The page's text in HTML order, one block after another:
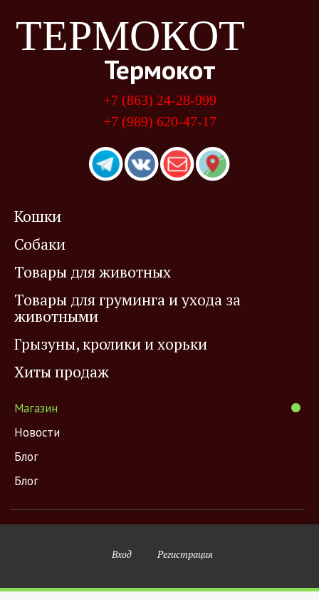
ТЕРМОКОТ
Термокот
+7 (863) 24-28-999
+7 (989) 620-47-17
Кошки
Собаки
Товары для животных
Товары для груминга и ухода за
животными
Грызуны, кролики и хорьки
Хиты продаж
Магазин
Новости
Блог
Блог
Вход Регистрация